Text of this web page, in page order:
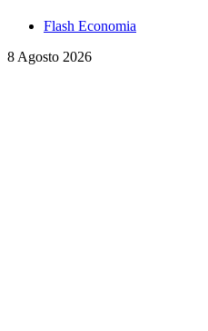
Flash Economia
8 Agosto 2026